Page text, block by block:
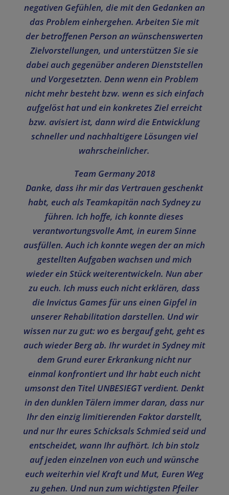
negativen Gefühlen, die mit den Gedanken an
das Problem einhergehen. Arbeiten Sie mit
der betroffenen Person an wünschenswerten
Zielvorstellungen, und unterstützen Sie sie
dabei auch gegenüber anderen Dienststellen
und Vorgesetzten. Denn wenn ein Problem
nicht mehr besteht bzw. wenn es sich einfach
aufgelöst hat und ein konkretes Ziel erreicht
bzw. avisiert ist, dann wird die Entwicklung
schneller und nachhaltigere Lösungen viel
wahrscheinlicher.
Team Germany 2018
Danke, dass ihr mir das Vertrauen geschenkt
habt, euch als Teamkapitän nach Sydney zu
führen. Ich hoffe, ich konnte dieses
verantwortungsvolle Amt, in eurem Sinne
ausfüllen. Auch ich konnte wegen der an mich
gestellten Aufgaben wachsen und mich
wieder ein Stück weiterentwickeln. Nun aber
zu euch. Ich muss euch nicht erklären, dass
die Invictus Games für uns einen Gipfel in
unserer Rehabilitation darstellen. Und wir
wissen nur zu gut: wo es bergauf geht, geht es
auch wieder Berg ab. Ihr wurdet in Sydney mit
dem Grund eurer Erkrankung nicht nur
einmal konfrontiert und Ihr habt euch nicht
umsonst den Titel UNBESIEGT verdient. Denkt
in den dunklen Tälern immer daran, dass nur
Ihr den einzig limitierenden Faktor darstellt,
und nur Ihr eures Schicksals Schmied seid und
entscheidet, wann Ihr aufhört. Ich bin stolz
auf jeden einzelnen von euch und wünsche
euch weiterhin viel Kraft und Mut, Euren Weg
zu gehen. Und nun zum wichtigsten Pfeiler